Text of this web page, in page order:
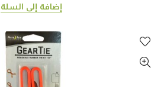
إضافة إلى السلة